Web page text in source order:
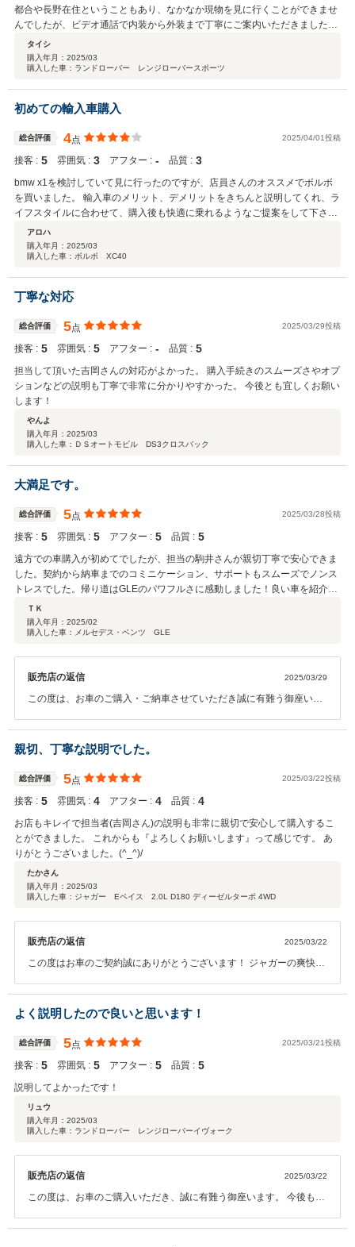
都合や長野在住ということもあり、なかなか現物を見に行くことができませ
んでしたが、ビデオ通話で内装から外装まで丁寧にご案内いただきました。
細かいキズなどについてもその際に見させていただきました。 納車について
は引き渡しを希望しましたが、こちらの急な日程にも間に合わせていただき
大変助かりました。 購入後の保証も備わっており、安心して乗ることができ
した。
タイシ
購入年月： 2025/03
購入した車：ランドローバー レンジローバースポーツ
初めての輸入車購入
総合評価 4点 2025/04/01投稿
接客 : 5 雰囲気 : 3 アフター : ‐ 品質 : 3
bmw x1を検討していて見に行ったのですが、店員さんのオススメでボルボ
を買いました。 輸入車のメリット、デメリットをきちんと説明してくれ、ラ
イフスタイルに合わせて、購入後も快適に乗れるようなご提案をして下さい
ました。 とても丁寧な説明で、購入決定しました。 ありがとうございまし
た。
アロハ
購入年月： 2025/03
購入した車：ボルボ XC40
丁寧な対応
総合評価 5点 2025/03/29投稿
接客 : 5 雰囲気 : 5 アフター : ‐ 品質 : 5
担当して頂いた吉岡さんの対応がよかった。 購入手続きのスムーズさやオプ
ションなどの説明も丁寧で非常に分かりやすかった。 今後とも宜しくお願い
します！
やんよ
購入年月： 2025/03
購入した車：ＤＳオートモビル DS3クロスバック
大満足です。
総合評価 5点 2025/03/28投稿
接客 : 5 雰囲気 : 5 アフター : 5 品質 : 5
遠方での車購入が初めてでしたが、担当の駒井さんが親切丁寧で安心できま
した。契約から納車までのコミニケーション、サポートもスムーズでノンス
トレスでした。帰り道はGLEのパワフルさに感動しました！良い車を紹介頂
きありがとうございます。今後とも宜しくお願い致します！
ＴＫ
購入年月： 2025/02
購入した車：メルセデス・ベンツ GLE
販売店の返信 2025/03/29
この度は、お車のご購入・ご納車させていただき誠に有難う御座いま
き大変嬉しく思います！ 今後も何かございましたら駒井宛までお気軽
にご相談いただけますと幸いです。 引き続きよろしくお願い申し上げ
ます！
親切、丁寧な説明でした。
総合評価 5点 2025/03/22投稿
接客 : 5 雰囲気 : 4 アフター : 4 品質 : 4
お店もキレイで担当者(吉岡さん)の説明も非常に親切で安心して購入するこ
とができました。 これからも『よろしくお願いします』って感じです。 あ
りがとうございました。(^_^)/
たかさん
購入年月： 2025/03
購入した車：ジャガー Eペイス 2.0L D180 ディーゼルターボ 4WD
販売店の返信 2025/03/22
この度はお車のご契約誠にありがとうございます！ ジャガーの爽快な
ましたらお気軽にご相談くださいませ！
よく説明したので良いと思います！
総合評価 5点 2025/03/21投稿
接客 : 5 雰囲気 : 5 アフター : 5 品質 : 5
説明してよかったです！
リュウ
購入年月： 2025/03
購入した車：ランドローバー レンジローバーイヴォーク
販売店の返信 2025/03/22
この度は、お車のご購入いただき、誠に有難う御座います。 今後もメ
き続きよろしくお願いいたします！